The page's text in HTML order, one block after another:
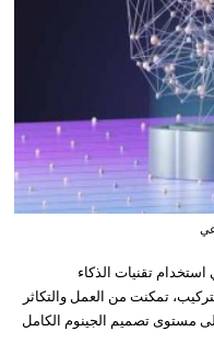
تقنيات الذكاء
تمكنت من العمل والتكاثر
مستوى تصميم الجينوم الكامل